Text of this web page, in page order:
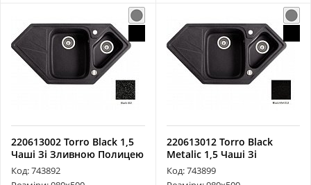
220613002 Torro Black 1,5
Чаші Зі Зливною Полицею
Тр...
Код: 743892
220613012 Torro Black
Metalic 1,5 Чаші Зі
Зливною По...
Код: 743899